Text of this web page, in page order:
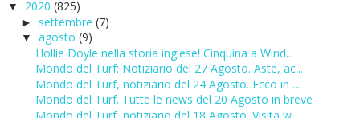
▼ 2020 (825)
► settembre (7)
▼ agosto (9)
Hollie Doyle nella storia inglese! Cinquina a Wind...
Mondo del Turf: Notiziario del 27 Agosto. Aste, ac...
Mondo del Turf, notiziario del 24 Agosto. Ecco in ...
Mondo del Turf. Tutte le news del 20 Agosto in breve
Mondo del Turf, notiziario del 18 Agosto. Visita w...